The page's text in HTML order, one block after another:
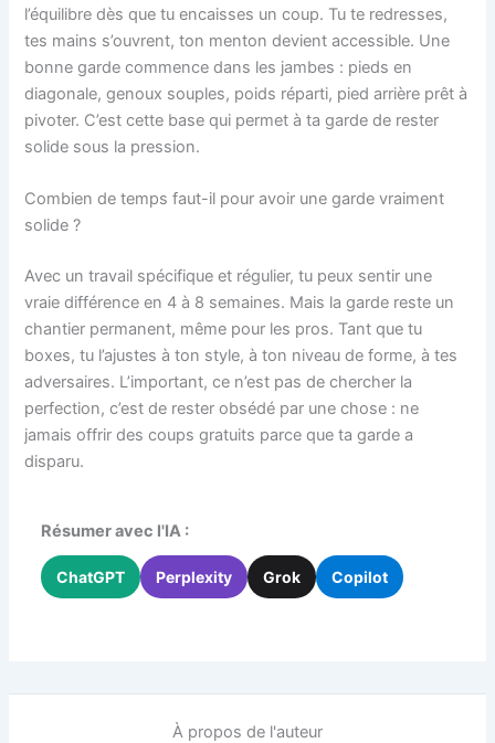
l’équilibre dès que tu encaisses un coup. Tu te redresses,
tes mains s’ouvrent, ton menton devient accessible. Une
bonne garde commence dans les jambes : pieds en
diagonale, genoux souples, poids réparti, pied arrière prêt à
pivoter. C’est cette base qui permet à ta garde de rester
solide sous la pression.
Combien de temps faut-il pour avoir une garde vraiment
solide ?
Avec un travail spécifique et régulier, tu peux sentir une
vraie différence en 4 à 8 semaines. Mais la garde reste un
chantier permanent, même pour les pros. Tant que tu
boxes, tu l’ajustes à ton style, à ton niveau de forme, à tes
adversaires. L’important, ce n’est pas de chercher la
perfection, c’est de rester obsédé par une chose : ne
jamais offrir des coups gratuits parce que ta garde a
disparu.
Résumer avec l'IA :
ChatGPT Perplexity Grok Copilot
À propos de l'auteur